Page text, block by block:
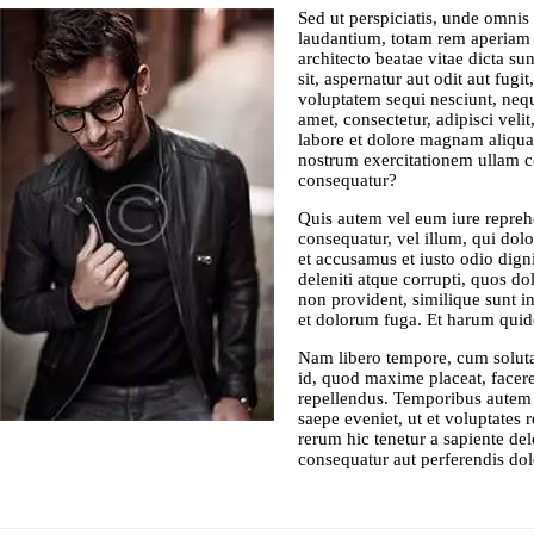
Sed ut perspiciatis, unde
laudantium, totam rem
architecto beatae vitae dicta
sit, aspernatur aut odit aut
voluptatem sequi nesciunt,
amet, consectetur, adipisci
labore et dolore magnam
nostrum exercitationem ullam
consequatur?
Quis autem vel eum iure
consequatur, vel illum, qui
et accusamus et iusto odio
deleniti atque corrupti, quos
non provident, similique sunt
et dolorum fuga. Et harum
Nam libero tempore, cum
id, quod maxime placeat,
repellendus. Temporibus
saepe eveniet, ut et voluptates
rerum hic tenetur a sapiente
consequatur aut perferendis